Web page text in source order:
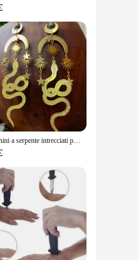
jewelry; it's a
Orecchini a serpente intrecciati pazzi per la personalità delle donne orecchini pendenti lunghi in metallo Color oro con stella e luna gioielli classici